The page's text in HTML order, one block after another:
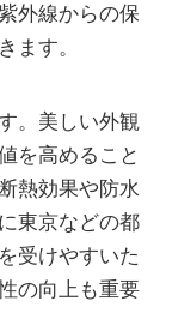
外線からの保
ます。
。美しい外観
を高めること
熱効果や防水
東京などの都
受けやすいた
の向上も重要